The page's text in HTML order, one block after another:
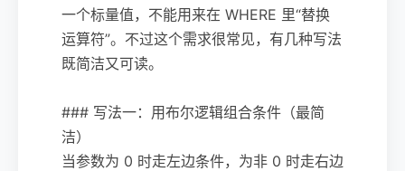
一个标量值，不能用来在 WHERE 里“替换
运算符”。不过这个需求很常见，有几种写法
既简洁又可读。
### 写法一：用布尔逻辑组合条件（最简
洁）
当参数为 0 时走左边条件，为非 0 时走右边